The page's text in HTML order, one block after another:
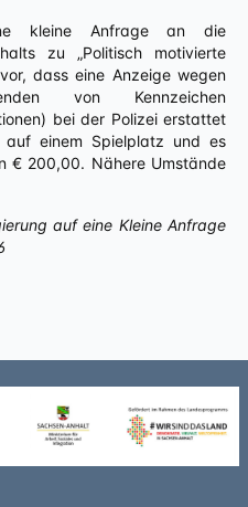
zu „Politisch motivierte
dass eine Anzeige wegen
von Kennzeichen
bei der Polizei erstattet
einem Spielplatz und es
€ 200,00. Nähere Umstände
auf eine Kleine Anfrage